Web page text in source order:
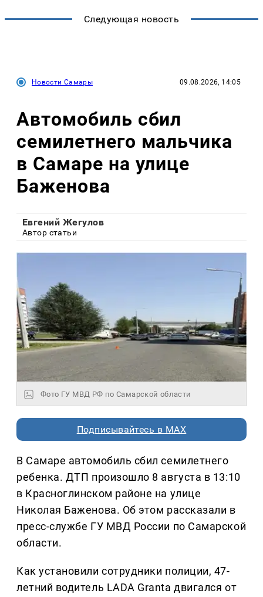
Следующая новость
Новости Самары 09.08.2026, 14:05
Автомобиль сбил
семилетнего мальчика
в Самаре на улице
Баженова
Евгений Жегулов
Автор статьи
Фото ГУ МВД РФ по Самарской области
Подписывайтесь в MAX
В Самаре автомобиль сбил семилетнего
ребенка. ДТП произошло 8 августа в 13:10
в Красноглинском районе на улице
Николая Баженова. Об этом рассказали в
пресс-службе ГУ МВД России по Самарской
области.
Как установили сотрудники полиции, 47-
летний водитель LADA Granta двигался от